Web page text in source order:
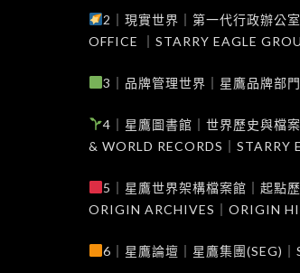
2｜現實世界｜第一代行政辦公
OFFICE ｜STARRY EAGLE
3｜品牌管理世界｜星鷹品牌部
4｜星鷹圖書館｜世界歷史與檔
& WORLD RECORDS｜STARRY
5｜星鷹世界架構檔案館｜起點
ORIGIN ARCHIVES｜ORIGIN
6｜星鷹論壇｜星鷹集團(SEG)